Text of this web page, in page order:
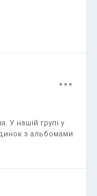
...
У нашій групі у
з альбомами